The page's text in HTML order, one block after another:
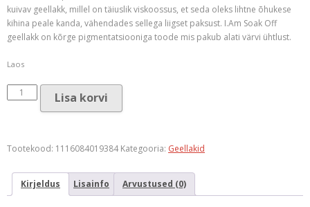
kuivav geellakk, millel on täiuslik viskoossus, et seda oleks lihtne õhukese
kihina peale kanda, vähendades sellega liigset paksust. I.Am Soak Off
geellakk on kõrge pigmentatsiooniga toode mis pakub alati värvi ühtlust.
Laos
I.Am
Soak
Polish
Heather
(7ml)
Lisa korvi
Tootekood: 1116084019384 Kategooria: Geellakid
Kirjeldus Lisainfo Arvustused (0)